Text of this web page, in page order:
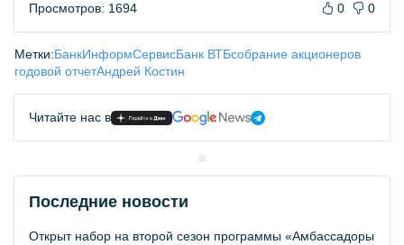
Просмотров: 1694 0 0
Метки:БанкИнформСервисБанк ВТБсобрание акционеров
годовой отчетАндрей Костин
Читайте нас в
Последние новости
Открыт набор на второй сезон программы «Амбассадоры